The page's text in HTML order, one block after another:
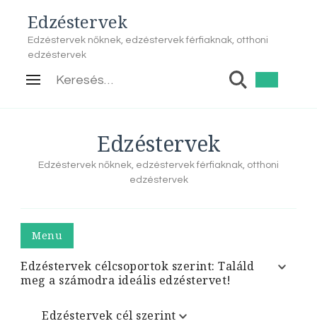
Edzéstervek
Edzéstervek nőknek, edzéstervek férfiaknak, otthoni
edzéstervek
Keresés:
Edzéstervek
Edzéstervek nőknek, edzéstervek férfiaknak, otthoni
edzéstervek
Menu
Edzéstervek célcsoportok szerint: Találd
meg a számodra ideális edzéstervet!
Edzéstervek cél szerint